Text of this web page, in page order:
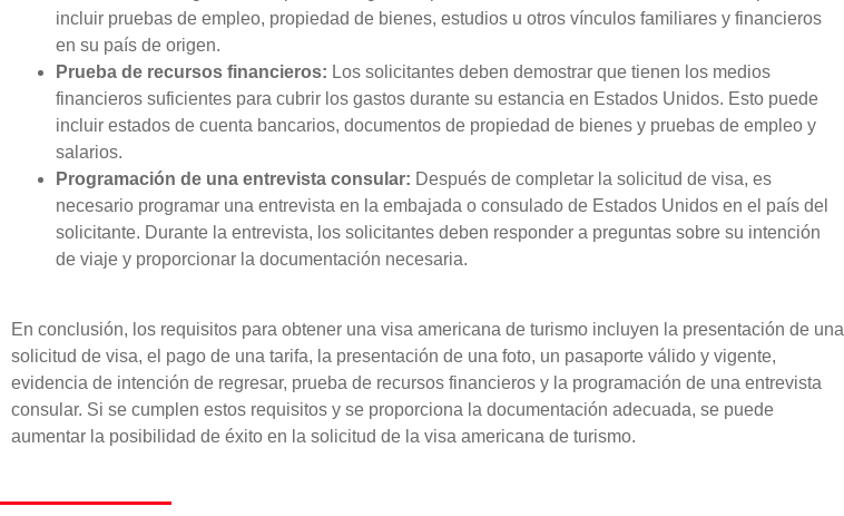
incluir pruebas de empleo, propiedad de bienes, estudios u otros vínculos familiares y financieros
en su país de origen.
Prueba de recursos financieros: Los solicitantes deben demostrar que tienen los medios
financieros suficientes para cubrir los gastos durante su estancia en Estados Unidos. Esto puede
incluir estados de cuenta bancarios, documentos de propiedad de bienes y pruebas de empleo y
salarios.
Programación de una entrevista consular: Después de completar la solicitud de visa, es
necesario programar una entrevista en la embajada o consulado de Estados Unidos en el país del
solicitante. Durante la entrevista, los solicitantes deben responder a preguntas sobre su intención
de viaje y proporcionar la documentación necesaria.
En conclusión, los requisitos para obtener una visa americana de turismo incluyen la presentación de una
solicitud de visa, el pago de una tarifa, la presentación de una foto, un pasaporte válido y vigente,
evidencia de intención de regresar, prueba de recursos financieros y la programación de una entrevista
consular. Si se cumplen estos requisitos y se proporciona la documentación adecuada, se puede
aumentar la posibilidad de éxito en la solicitud de la visa americana de turismo.